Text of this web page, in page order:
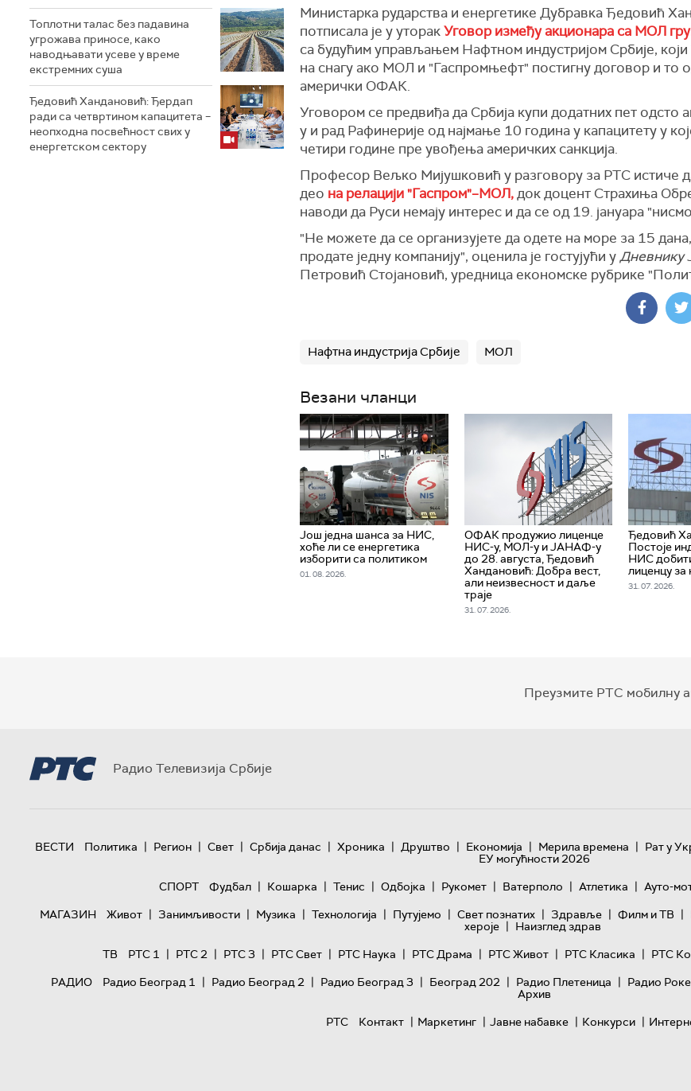
Топлотни талас без падавина
угрожава приносе, како
наводњавати усеве у време
екстремних суша
Ђедовић Хандановић: Ђердап
ради са четвртином капацитета –
неопходна посвећност свих у
енергетском сектору
Министарка рударства и енергетике Дубравка Ђедовић
потписала је у уторакУговор између акционара са МОЛ
са будућим управљањем Нафтном индустријом Србије, који
на снагу ако МОЛ и "Гаспромњефт" постигну договор и то
амерички ОФАК.
Уговором се предвиђа да Србија купи додатних пет одсто
у и рад Рафинерије од најмање 10 година у капацитету у
четири године пре увођења америчких санкција.
Професор Вељко Мијушковић у разговору за РТС истиче
део на релацији "Гаспром"–МОЛ,док доцент Страхиња
наводи да Руси немају интерес и да се од 19. јануара
"Не можете да се организујете да одете на море за 15
продате једну компанију", оценила је гостујући уДневнику
Петровић Стојановић, уредница економске рубрике
Нафтна индустрија Србије МОЛ
Везани чланци
Још једна шанса за НИС,
хоће ли се енергетика
изборити са политиком
01. 08. 2026.
ОФАК продужио лиценце
НИС-у, МОЛ-у и ЈАНАФ-у
до 28. августа, Ђедовић
Хандановић: Добра вест,
али неизвесност и даље
траје
31. 07. 2026.
Ђедовић
Постоје
НИС
лиценцу за
31. 07. 2026.
Преузмите РТС мобилну
Радио Телевизија Србије
ВЕСТИ Политика | Регион | Свет | Србија данас | Хроника | Друштво | Економија | Мерила времена | Рат у
ЕУ могућности 2026
СПОРТ
Фудбал | Кошарка | Тенис | Одбојка | Рукомет | Ватерполо | Атлетика | Ауто-
МАГАЗИН
Живот | Занимљивости | Музика | Технологијa | Путујемо | Свет познатих | Здравље | Филм и ТВ |
хероје | Наизглед здрав
ТВ
РТС 1 | РТС 2 | РТС 3 | РТС Свет | РТС Наука | РТС Драма | РТС Живот | РТС Класика | РТС
РАДИО
Радио Београд 1 | Радио Београд 2 | Радио Београд 3 | Београд 202 | Радио Плетеница | Радио
Архив
РТС
Контакт | Маркетинг | Јавне набавке | Конкурси |